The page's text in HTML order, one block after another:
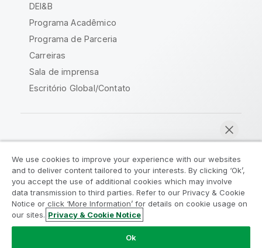
Bater papo agora
DEI&B
Programa Acadêmico
Programa de Parceria
Carreiras
Sala de imprensa
Escritório Global/Contato
Acordos legais
Termos do produto
Legal Policies
Políticas Legais
Termos de uso
Marcas comerciais
Do Not Share My Info
Copyright © 1993-2026 QlikTech International AB. Todos os
We use cookies to improve your experience with our websites
and to deliver content tailored to your interests. By clicking ‘Ok’,
you accept the use of additional cookies which may involve
data transmission to third parties. Refer to our Privacy & Cookie
Notice or click ‘More Information’ for details on cookie usage on
our sites. Privacy & Cookie Notice
Ok